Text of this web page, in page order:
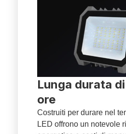
Lunga durata
ore
Costruiti per durare nel
LED offrono un notevole